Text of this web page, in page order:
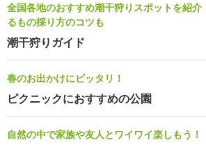
全国各地のおすすめ潮干狩りスポットを紹介
るもの採り方のコツも
潮干狩りガイド
春のお出かけにピッタリ！
ピクニックにおすすめの公園
自然の中で家族や友人とワイワイ楽しもう！